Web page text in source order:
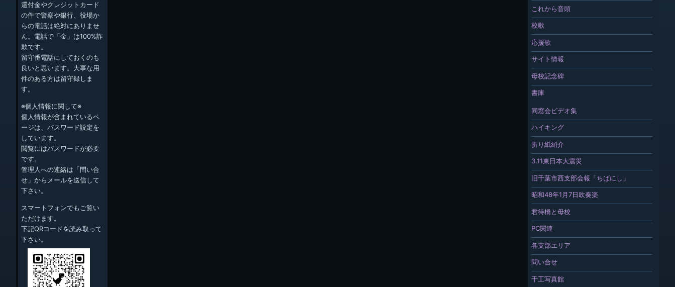
これから音頭
校歌
応援歌
サイト情報
母校記念碑
書庫
同窓会ビデオ集
ハイキング
折り紙紹介
3.11東日本大震災
旧千葉市西支部会報「ちばにし」
昭和48年1月7日吹奏楽
君待橋と母校
PC関連
各支部エリア
問い合せ
千工写真館
還付金やクレジットカード
の件で警察や銀行、役場か
らの電話は絶対にありませ
ん。電話で「金」は100%詐
欺です。
留守番電話にしておくのも
良いと思います。大事な用
件のある方は留守録しま
す。
※個人情報に関して※
個人情報が含まれているペ
ージは、パスワード設定を
しています。
閲覧にはパスワードが必要
です。
管理人への連絡は「問い合
せ」からメールを送信して
下さい。
スマートフォンでもご覧い
ただけます。
下記QRコードを読み取って
下さい。